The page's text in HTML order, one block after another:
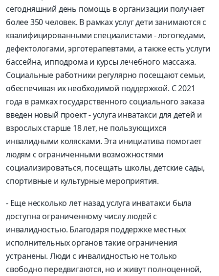
сегодняшний день помощь в организации получает
более 350 человек. В рамках услуг дети занимаются с
квалифицированными специалистами - логопедами,
дефектологами, эрготерапевтами, а также есть услуги
бассейна, ипподрома и курсы лечебного массажа.
Социальные работники регулярно посещают семьи,
обеспечивая их необходимой поддержкой. С 2021
года в рамках государственного социального заказа
введен новый проект - услуга инватакси для детей и
взрослых старше 18 лет, не пользующихся
инвалидными колясками. Эта инициатива помогает
людям с ограниченными возможностями
социализироваться, посещать школы, детские сады,
спортивные и культурные мероприятия.
- Еще несколько лет назад услуга инватакси была
доступна ограниченному числу людей с
инвалидностью. Благодаря поддержке местных
исполнительных органов такие ограничения
устранены. Люди с инвалидностью не только
свободно передвигаются, но и живут полноценной,